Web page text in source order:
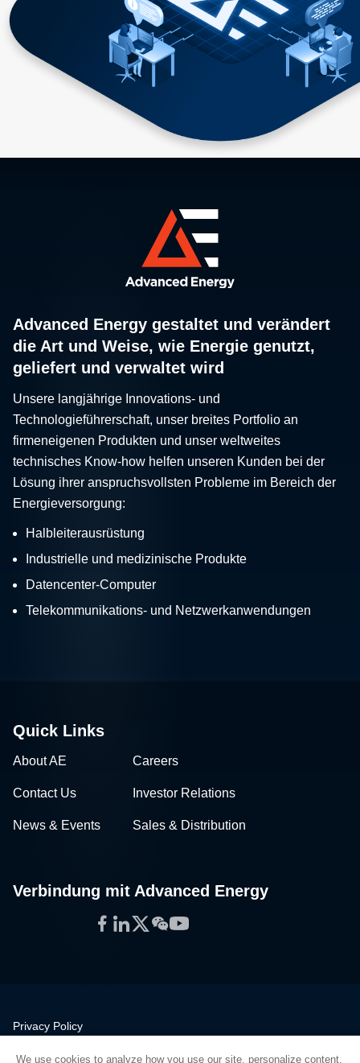
Advanced Energy gestaltet und verändert
die Art und Weise, wie Energie genutzt,
geliefert und verwaltet wird
Unsere langjährige Innovations- und
Technologieführerschaft, unser breites Portfolio an
firmeneigenen Produkten und unser weltweites
technisches Know-how helfen unseren Kunden bei der
Lösung ihrer anspruchsvollsten Probleme im Bereich der
Energieversorgung:
Halbleiterausrüstung
Industrielle und medizinische Produkte
Datencenter-Computer
Telekommunikations- und Netzwerkanwendungen
Quick Links
About AE Careers
Contact Us Investor Relations
News & Events Sales & Distribution
Verbindung mit Advanced Energy
Facebook
LinkedIn
Twitter
WeChat
YouTube
Privacy Policy
We use cookies to analyze how you use our site, personalize content,